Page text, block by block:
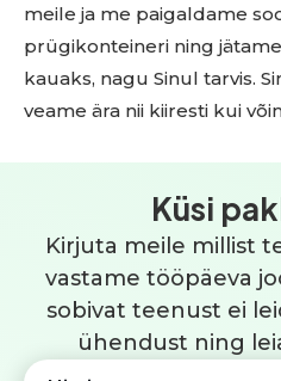
meile ja me paigaldame
prügikonteineri ning
kauaks, nagu Sinul tarvis.
veame ära nii kiiresti kui
Küsi
Kirjuta meile millist
vastame tööpäeva
sobivat teenust ei
ühendust ning